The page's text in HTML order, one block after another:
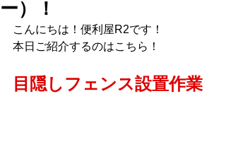
ー）！
こんにちは！便利屋R2です！
本日ご紹介するのはこちら！
目隠しフェンス設置作業